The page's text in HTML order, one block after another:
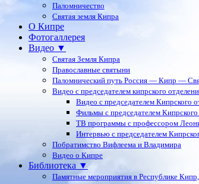
Паломничество
Святая земля Кипра
О Кипре
Фотогаллерея
Видео ▼
Святая Земля Кипра
Православные святыни
Паломнический путь Россия — Кипр —
Видео с председателем кипрского
Видео с председателем
Фильмы с председателем
ТВ программы с профессором
Интервью с председателем
Побратимство Вифлеема и Владимира
Видео о Кипре
Библиотека ▼
Памятные мероприятия в Республике